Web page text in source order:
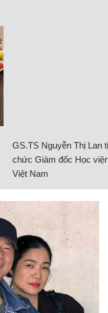
GS.TS Nguyễn Thị Lan
chức Giám đốc Học
Việt Nam